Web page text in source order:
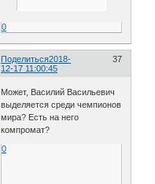
0
Поделиться 37
2018-
12-17 11:00:45
Может, Василий Васильевич
выделяется среди чемпионов
мира? Есть на него
компромат?
0